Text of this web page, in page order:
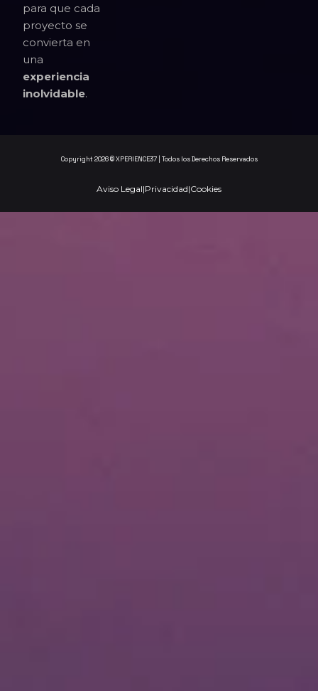
para que cada
proyecto se
convierta en
una
experiencia
inolvidable.
Copyright 2026 © XPERIENCE37 | Todos los Derechos Reservados
Aviso Legal|Privacidad|Cookies